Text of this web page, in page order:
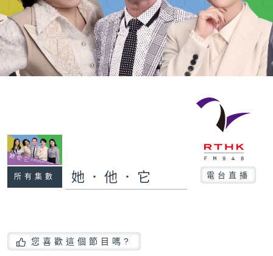
所有集數 她．他．它 電台直播
您喜歡這個節目嗎?